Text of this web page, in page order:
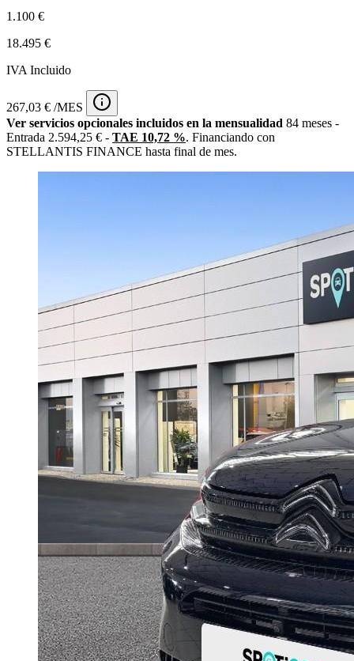
1.100 €
18.495 €
IVA Incluido
267,03 € /MES
Ver servicios opcionales incluidos en la mensualidad 84 meses -
Entrada 2.594,25 € - TAE 10,72 %. Financiando con
STELLANTIS FINANCE hasta final de mes.